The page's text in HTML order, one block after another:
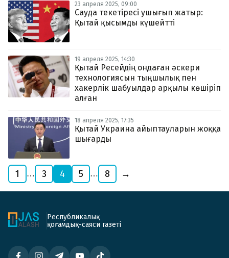
23 апреля 2025, 09:00
Сауда текетіресі ушығып жатыр:
Қытай қысымды күшейтті
19 апреля 2025, 14:30
Қытай Ресейдің ондаған әскери
технологиясын тыңшылық пен
хакерлік шабуылдар арқылы көшіріп
алған
18 апреля 2025, 17:35
Қытай Украина айыптауларын жоққа
шығарды
1 … 3 4 5 … 8 →
Республикалық
қоғамдық-саяси газеті